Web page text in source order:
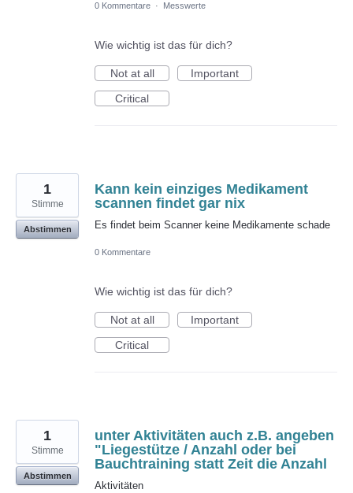
0 Kommentare · Messwerte
Wie wichtig ist das für dich?
Not at all
Important
Critical
Kann kein einziges Medikament
scannen findet gar nix
Es findet beim Scanner keine Medikamente schade
1
Stimme
Abstimmen
0 Kommentare
Wie wichtig ist das für dich?
Not at all
Important
Critical
unter Aktivitäten auch z.B. angeben
"Liegestütze / Anzahl oder bei
Bauchtraining statt Zeit die Anzahl
Aktivitäten
1
Stimme
Abstimmen